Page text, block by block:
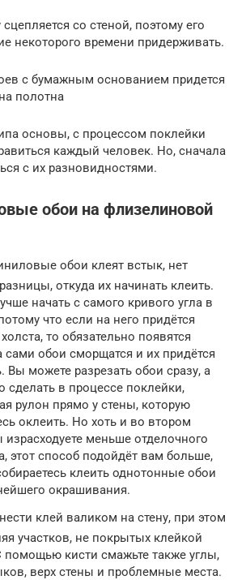
со стеной, поэтому его
некоторого времени придерживать.
с бумажным основанием придется
полотна
основы, с процессом поклейки
каждый человек. Но, сначала
с их разновидностями.
обои на флизелиновой
обои клеят встык, нет
откуда их начинать клеить.
начать с самого кривого угла в
что если на него придётся
то обязательно появятся
обои сморщатся и их придётся
Вы можете разрезать обои сразу, а
сделать в процессе поклейки,
рулон прямо у стены, которую
оклеить. Но хоть и во втором
израсходуете меньше отделочного
этот способ подойдёт вам больше,
клеить однотонные обои
окрашивания.
клей валиком на стену, при этом
участков, не покрытых клейкой
помощью кисти смажьте также углы,
верх стены и проблемные места.